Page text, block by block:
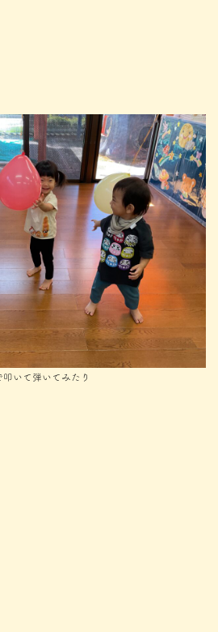
叩いて弾いてみたり